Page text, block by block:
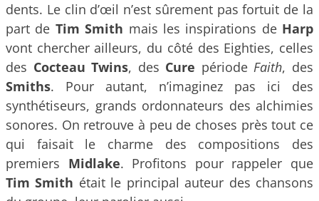
dents. Le clin d’œil n’est sûrement pas fortuit de la
part de Tim Smith mais les inspirations de Harp
vont chercher ailleurs, du côté des Eighties, celles
des Cocteau Twins, des Cure périodeFaith, des
Smiths. Pour autant, n’imaginez pas ici des
synthétiseurs, grands ordonnateurs des alchimies
sonores. On retrouve à peu de choses près tout ce
qui faisait le charme des compositions des
premiers Midlake. Profitons pour rappeler que
Tim Smith était le principal auteur des chansons